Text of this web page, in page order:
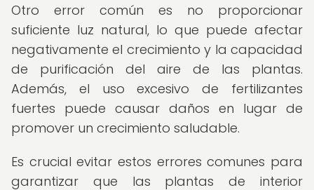
Otro error común es no proporcionar
suficiente luz natural, lo que puede afectar
negativamente el crecimiento y la capacidad
de purificación del aire de las plantas.
Además, el uso excesivo de fertilizantes
fuertes puede causar daños en lugar de
promover un crecimiento saludable.
Es crucial evitar estos errores comunes para
garantizar que las plantas de interior